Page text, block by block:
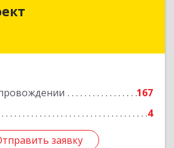
167
4
заявку
обл, Лесной г, Сиротина
заявку